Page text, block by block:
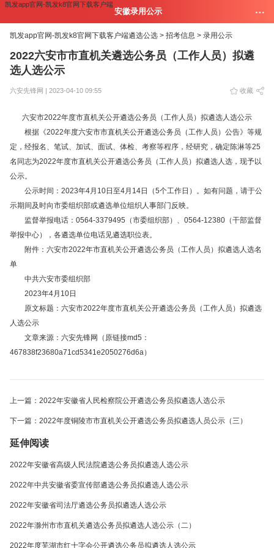
凯发app官网-凯发k8官网下载客户端
安徽录用公示
凯发app官网-凯发k8官网下载客户端遴选公选 > 招考信息 > 录用公示
2022六安市市直机关遴选公务员（工作人员）拟遴
选人选公示
六安先锋网 | 2023-04-10 09:55 收藏
六安市2022年度市直机关公开遴选公务员（工作人员）拟遴选人选公示
根据《2022年度六安市市直机关公开遴选公务员（工作人员）公告》等规
定，经报名、笔试、加试、面试、体检、考察等程序，经研究，确定陈淋等25
名同志为2022年度市直机关公开遴选公务员（工作人员）拟遴选人选，现予以
公示。
公示时间：2023年4月10日至4月14日（5个工作日）。如有问题，请于公
示期间及时向市委组织部或遴选单位组织人事部门反映。
监督举报电话：0564-3379495（市委组织部）、0564-12380（干部监督
举报中心），各遴选单位电话见遴选职位表。
附件：六安市2022年市直机关公开遴选公务员（工作人员）拟遴选人选名
单
中共六安市委组织部
2023年4月10日
原文标题：六安市2022年度市直机关公开遴选公务员（工作人员）拟遴选
人选公示
文章来源：六安先锋网（原链接md5：
467838f23680a71cd5341e2050276d6a）
上一篇：2022年安徽省人民检察院公开遴选公务员拟遴选人选公示
下一篇：2022年度铜陵市市直机关公开遴选公务员拟遴选人员公示（三）
延伸阅读
2022年安徽省高级人民法院遴选公务员拟遴选人选公示
2022年中共安徽省委宣传部遴选公务员拟遴选人选公示
2022年安徽省司法厅遴选公务员拟遴选人选公示
2022年滁州市市直机关遴选公务员拟遴选人选公示（二）
2022年度芜湖市红十字会公开遴选公务员拟遴选人选公示